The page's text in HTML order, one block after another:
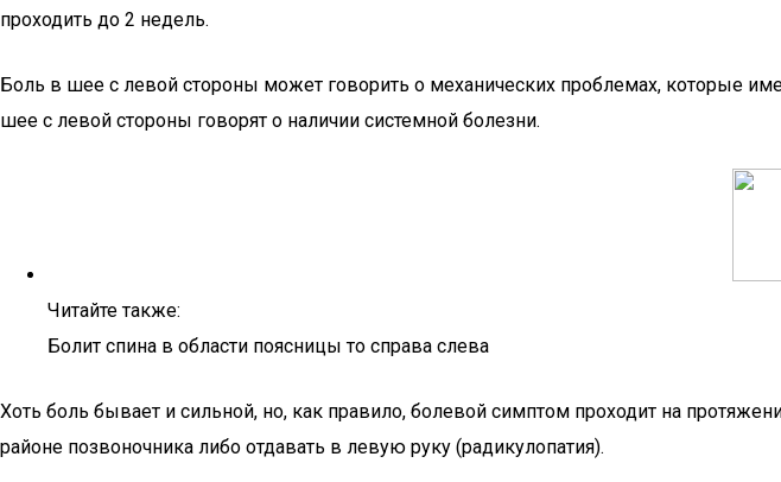
проходить до 2 недель.
Боль в шее с левой стороны может говорить о механических проблемах, которые
шее с левой стороны говорят о наличии системной болезни.
Читайте также:
Болит спина в области поясницы то справа слева
Хоть боль бывает и сильной, но, как правило, болевой симптом проходит на
районе позвоночника либо отдавать в левую руку (радикулопатия).